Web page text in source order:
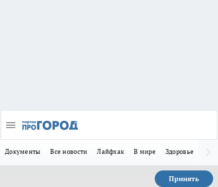
Документы Все новости Лайфхак В мире Здоровье
Принять